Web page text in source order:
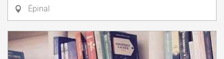
Épinal